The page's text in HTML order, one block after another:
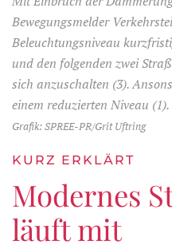
Bewegungsmelder
Beleuchtungsniveau
und den folgenden zwei
sich anzuschalten (3).
einem reduzierten Niveau (1).
Grafik: SPREE-PR/Grit Uftring
KURZ ERKLÄRT
Modernes
läuft mit